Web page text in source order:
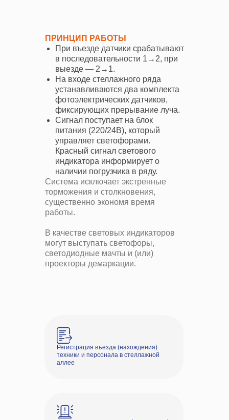
ПРИНЦИП РАБОТЫ
При въезде датчики срабатывают
в последовательности 1→2, при
выезде — 2→1.
На входе стеллажного ряда
устанавливаются два комплекта
фотоэлектрических датчиков,
фиксирующих прерывание луча.
Сигнал поступает на блок
питания (220/24В), который
управляет светофорами.
Красный сигнал светового
индикатора информирует о
наличии погрузчика в ряду.
Система исключает экстренные
торможения и столкновения,
существенно экономя время
работы.
В качестве световых индикаторов
могут выступать светофоры,
светодиодные мачты и (или)
проекторы демаркации.
Регистрация въезда (нахождения)
техники и персонала в стеллажной
аллее